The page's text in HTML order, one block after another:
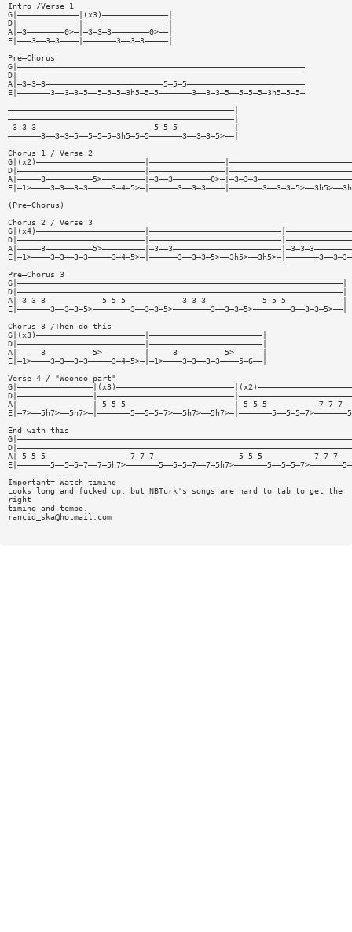
Intro /Verse 1
G|—————————————|(x3)——————————————|
D|—————————————|——————————————————|
A|—3————————0>—|—3—3—3————————0>——|
E|———3——3—3————|———————3——3—3—————|
Pre—Chorus
G|—————————————————————————————————————————————————————————————
D|—————————————————————————————————————————————————————————————
A|—3—3—3—————————————————————————5—5—5—————————————————————————
E|———————3——3—3—5——5—5—5—3h5—5—5———————3——3—3—5——5—5—5—3h5—5—5—
————————————————————————————————————————————————|
————————————————————————————————————————————————|
—3—3—3—————————————————————————5—5—5————————————|
———————3——3—3—5——5—5—5—3h5—5—5———————3——3—3—5>——|
Chorus 1 / Verse 2
(Pre—Chorus)
Chorus 2 / Verse 3
Pre—Chorus 3
G|—————————————————————————————————————————————————————————————————————|
D|—————————————————————————————————————————————————————————————————————|
A|—3—3—3————————————5—5—5————————————3—3—3————————————5—5—5————————————|
E|———————3——3—3—5>————————3——3—3—5>————————3——3—3—5>————————3——3—3—5>——|
Chorus 3 /Then do this
G|(x3)———————————————————————|————————————————————————|
D|———————————————————————————|————————————————————————|
A|—————3——————————5>—————————|—————3——————————5>——————|
E|—1>————3—3——3—3—————3—4—5>—|—1>————3—3——3—3————5—6——|
Verse 4 / "Woohoo part"
End with this
Important= Watch timing
Looks long and fucked up, but NBTurk's songs are hard to tab to get the
right
timing and tempo.
rancid_ska@hotmail.com